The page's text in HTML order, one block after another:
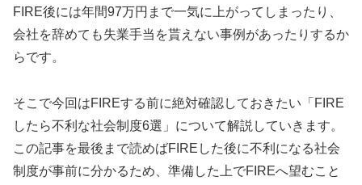
FIRE後には年間97万円まで一気に上がってしまったり、
会社を辞めても失業手当を貰えない事例があったりするか
らです。
そこで今回はFIREする前に絶対確認しておきたい「FIRE
したら不利な社会制度6選」について解説していきます。
この記事を最後まで読めばFIREした後に不利になる社会
制度が事前に分かるため、準備した上でFIREへ望むこと